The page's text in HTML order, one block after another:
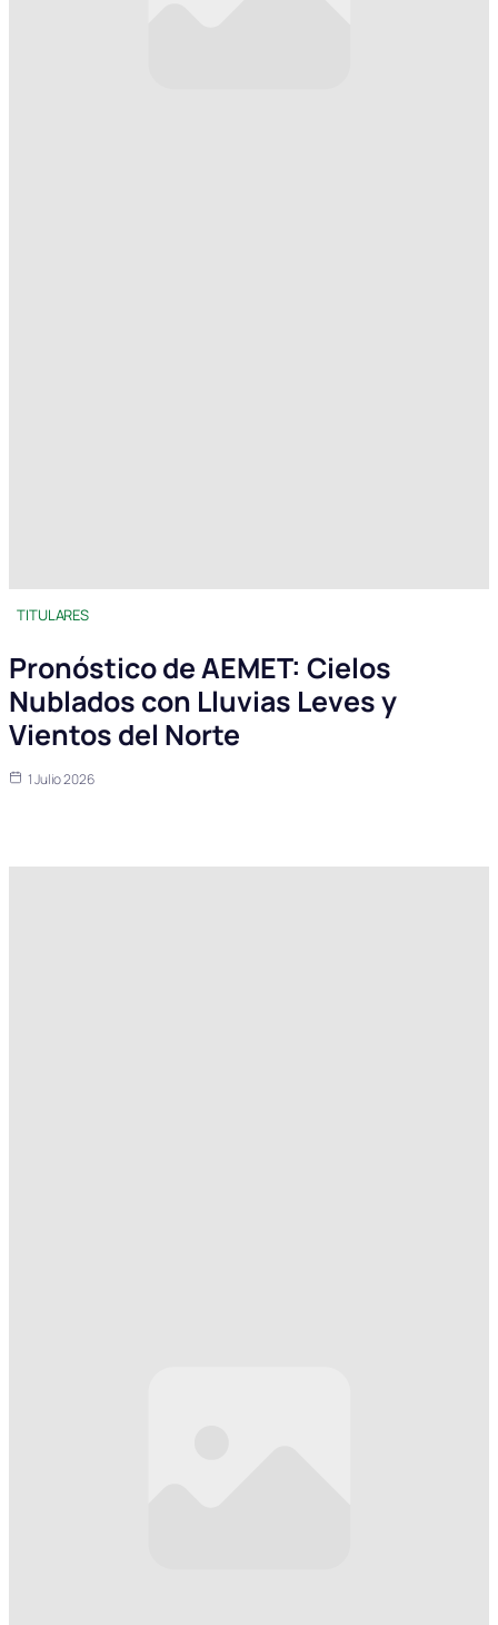
TITULARES
Pronóstico de AEMET: Cielos
Nublados con Lluvias Leves y
Vientos del Norte
1 Julio 2026